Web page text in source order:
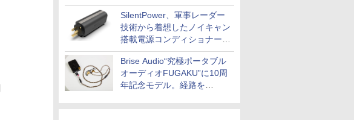
SilentPowerから
SilentPower、軍事レーダー
技術から着想したノイキャン
搭載電源コンディショナー
「AC iPurifier2」
Brise Audio“究極ポータブル
オーディオFUGAKU”に10周
年記念モデル。経路を